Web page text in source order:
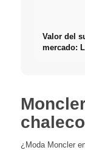
Valor del
mercado:
¿Moda Moncler